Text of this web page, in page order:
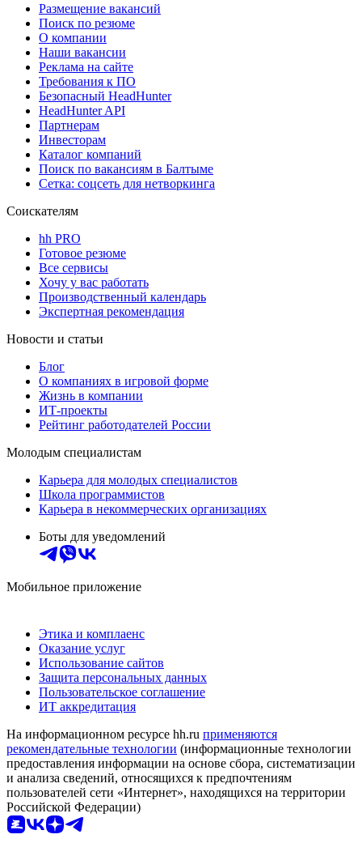
Размещение вакансий
Поиск по резюме
О компании
Наши вакансии
Реклама на сайте
Требования к ПО
Безопасный HeadHunter
HeadHunter API
Партнерам
Инвесторам
Каталог компаний
Поиск по вакансиям в Балтыме
Сетка: соцсеть для нетворкинга
Соискателям
hh PRO
Готовое резюме
Все сервисы
Хочу у вас работать
Производственный календарь
Экспертная рекомендация
Новости и статьи
Блог
О компаниях в игровой форме
Жизнь в компании
ИТ-проекты
Рейтинг работодателей России
Молодым специалистам
Карьера для молодых специалистов
Школа программистов
Карьера в некоммерческих организациях
Боты для уведомлений
Мобильное приложение
Этика и комплаенс
Оказание услуг
Использование сайтов
Защита персональных данных
Пользовательское соглашение
ИТ аккредитация
На информационном ресурсе hh.ru применяются
рекомендательные технологии (информационные технологии
предоставления информации на основе сбора, систематизации
и анализа сведений, относящихся к предпочтениям
пользователей сети «Интернет», находящихся на территории
Российской Федерации)